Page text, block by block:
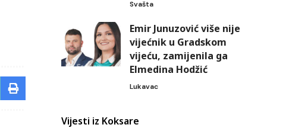
Svašta
Emir Junuzović više nije
vijećnik u Gradskom
vijeću, zamijenila ga
Elmedina Hodžić
Lukavac
Vijesti iz Koksare